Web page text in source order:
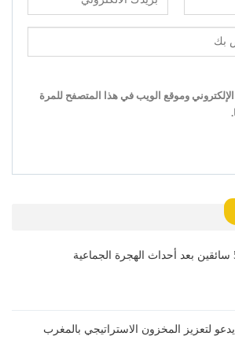
وموقع الويب في هذا المتصفح للمرة
لتعزيز المخزون الاستراتيجي بالمغرب